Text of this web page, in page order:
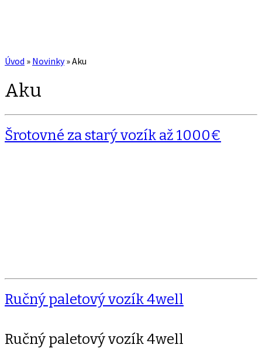
Úvod » Novinky »Aku
Aku
Šrotovné za starý vozík až 1000€
Ručný paletový vozík 4well
Ručný paletový vozík 4well